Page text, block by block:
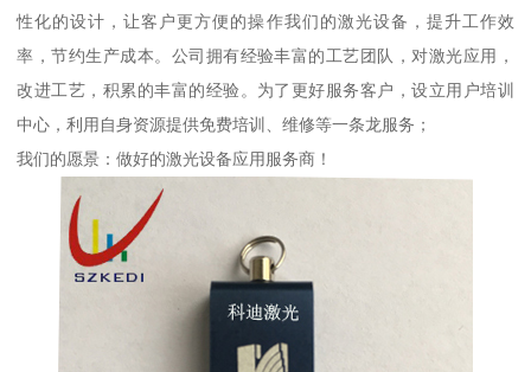
性化的设计，让客户更方便的操作我们的激光设备，提升工作效
率，节约生产成本。公司拥有经验丰富的工艺团队，对激光应用，
改进工艺，积累的丰富的经验。为了更好服务客户，设立用户培训
中心，利用自身资源提供免费培训、维修等一条龙服务；
我们的愿景：做好的激光设备应用服务商！